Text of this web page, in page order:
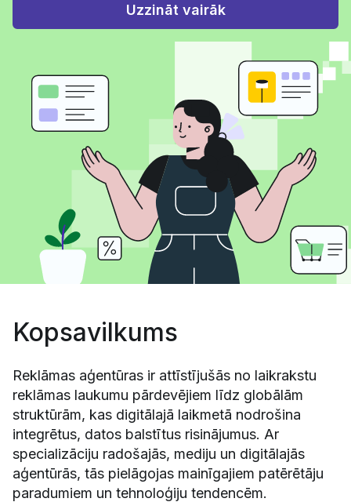
Uzzināt vairāk
Kopsavilkums
Reklāmas aģentūras ir attīstījušās no laikrakstu
reklāmas laukumu pārdevējiem līdz globālām
struktūrām, kas digitālajā laikmetā nodrošina
integrētus, datos balstītus risinājumus. Ar
specializāciju radošajās, mediju un digitālajās
aģentūrās, tās pielāgojas mainīgajiem patērētāju
paradumiem un tehnoloģiju tendencēm.